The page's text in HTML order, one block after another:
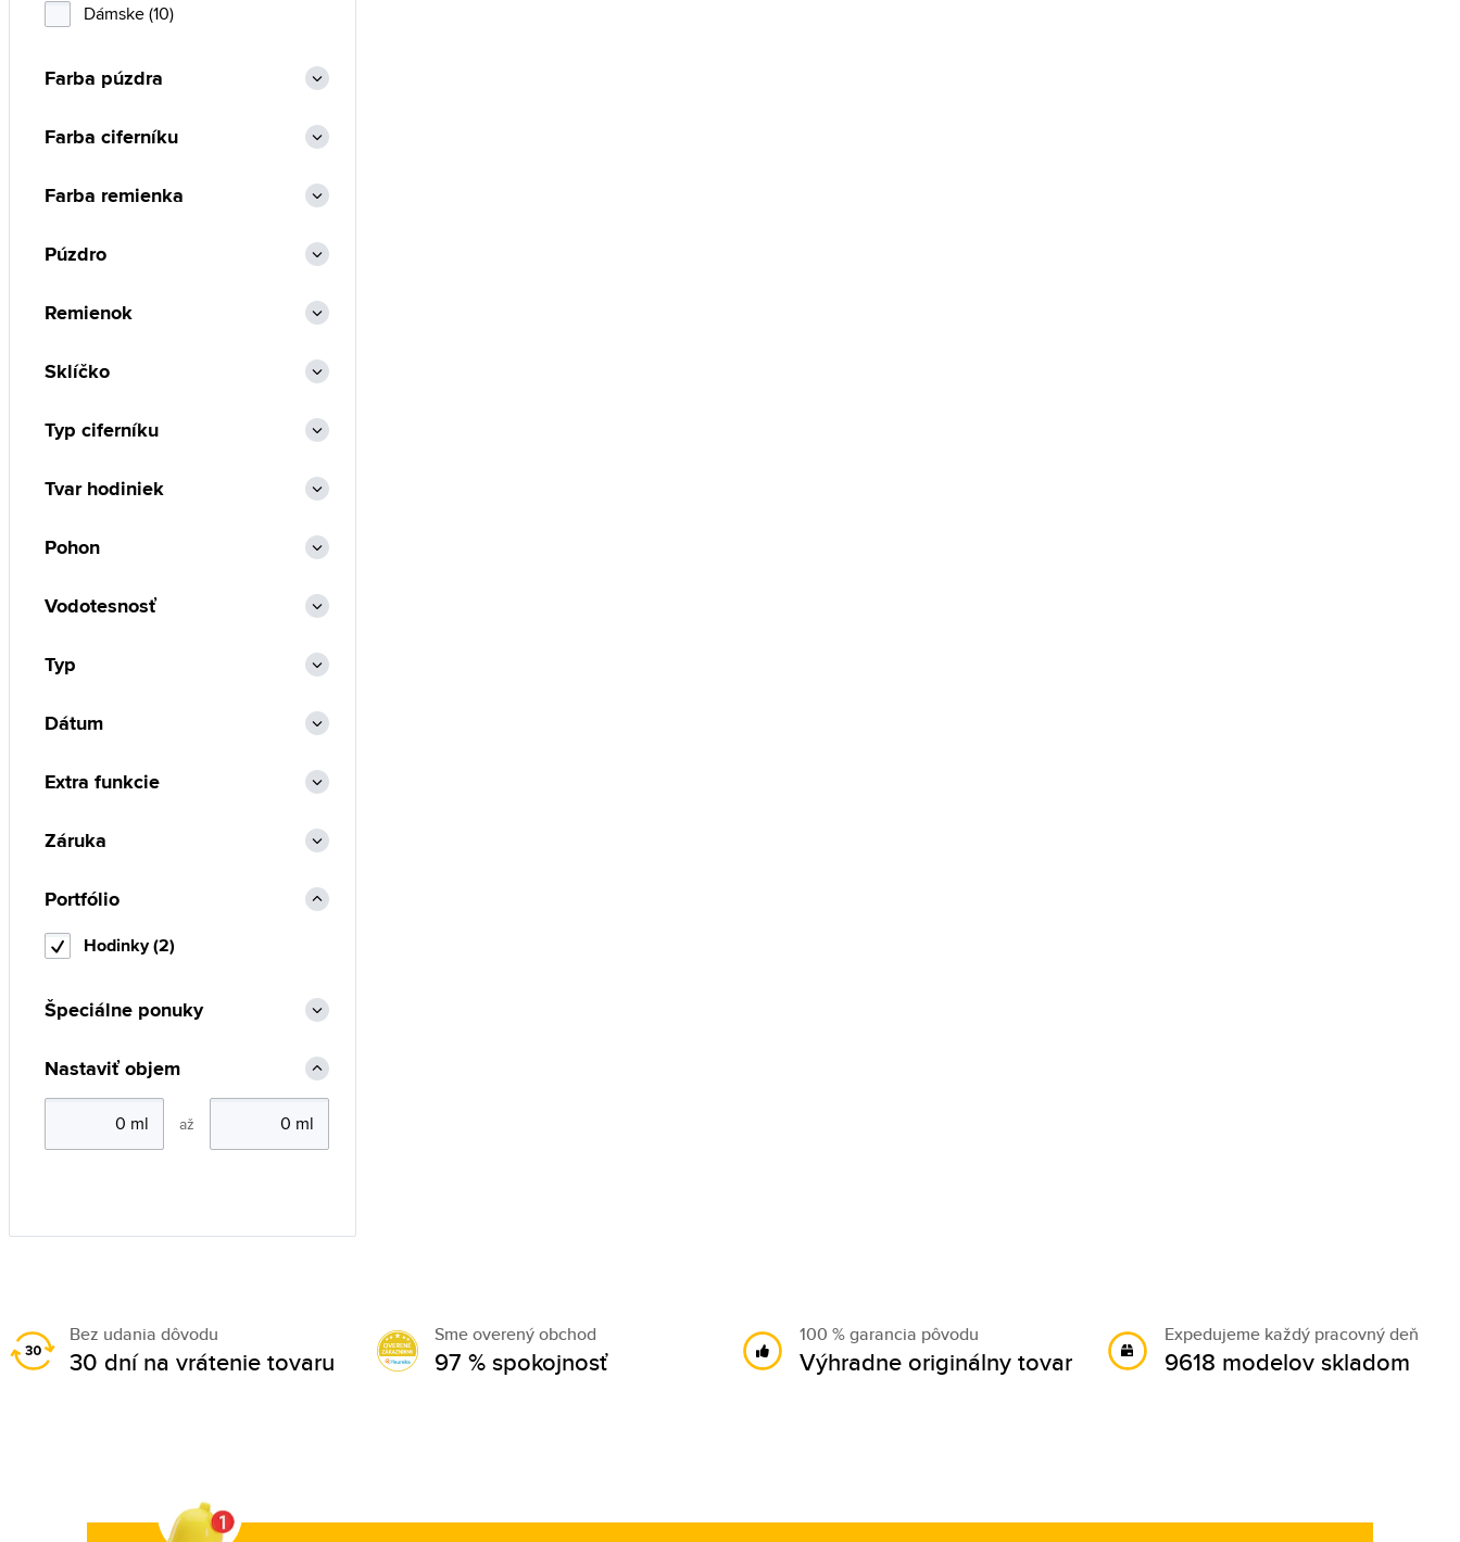
Dámske (10)
Farba púzdra
Farba ciferníku
Farba remienka
Púzdro
Remienok
Sklíčko
Typ ciferníku
Tvar hodiniek
Pohon
Vodotesnosť
Typ
Dátum
Extra funkcie
Záruka
Portfólio
Hodinky (2)
Špeciálne ponuky
Nastaviť objem
až
Bez udania dôvodu
30 dní na vrátenie tovaru
Sme overený obchod
97 % spokojnosť
100 % garancia pôvodu
Výhradne originálny tovar
Expedujeme každý pracovný deň
9618 modelov skladom